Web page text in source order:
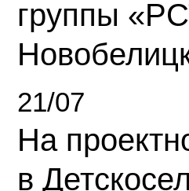
группы
21/07
На
в